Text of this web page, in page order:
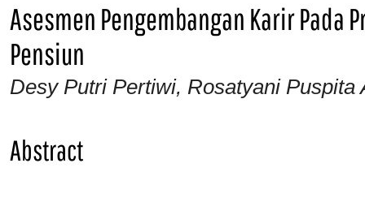
Asesmen Pengembangan Karir Pada
Pensiun
Desy Putri Pertiwi, Rosatyani Puspita
Abstract